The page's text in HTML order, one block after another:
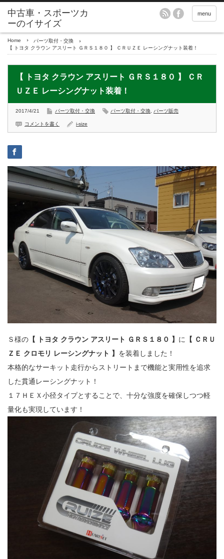
menu
Home
パーツ取付・交換
【 トヨタ クラウン アスリート ＧＲＳ１８０ 】 ＣＲＵＺＥ レーシングナット装着！
【 トヨタ クラウン アスリート ＧＲＳ１８０ 】 ＣＲ
ＵＺＥ レーシングナット装着！
2017/4/21 パーツ取付・交換 パーツ取付・交換 パーツ販売
コメントを書く i-size
Ｓ様の 【 トヨタ クラウン アスリート ＧＲＳ１８０ 】 に
【 ＣＲＵ
ＺＥ クロモリ レーシングナット 】 を装着しました！
本格的なサーキット走行からストリートまで機能と実用性を追求
した貫通レーシングナット！
１７ＨＥＸ小径タイプとすることで、十分な強度を確保しつつ軽
量化も実現しています！